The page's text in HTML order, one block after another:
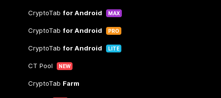
CryptoTab for Android MAX
CryptoTab for Android PRO
CryptoTab for Android LITE
CT Pool NEW
CryptoTab Farm